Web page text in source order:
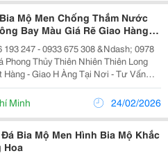
Mộ Men Chống Thắm Nước
Bay Màu Giá Rẽ Giao Hàng
193 247 - 0933 675 308 &Ndash; 0978
Bia - Đá Hoa Cương , Đá
Khối Thiên Nhiên &Ndash; Sản...
Minh 24/02/2026
Bia Mộ Men Hình Bia Mộ Khắc
Hoa